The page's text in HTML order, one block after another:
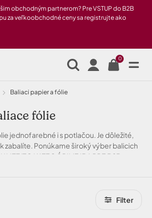
obchodným partnerom? Pre VSTUP do B2B
za veľkoobchodné ceny sa registrujte ako
0
Baliaci papier a fólie
fólie
jednofarebné i s potlačou. Je dôležité,
zabalíte. Ponúkame široký výber balicich
V TEJTO KATEGÓRII JE IBA PRE B2B
SA DO B2B ZÓNY.
Filter